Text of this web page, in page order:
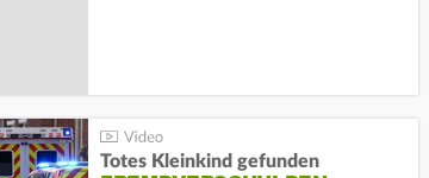
Totes Kleinkind gefunden